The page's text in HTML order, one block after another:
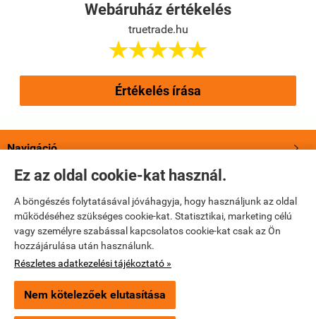
Ez az oldal cookie-kat használ.
A böngészés folytatásával jóváhagyja, hogy használjunk az oldal
működéséhez szükséges cookie-kat. Statisztikai, marketing célú
vagy személyre szabással kapcsolatos cookie-kat csak az Ön
hozzájárulása után használunk.
Részletes adatkezelési tájékoztató »
Nem kötelezőek elutasítása
Webáruház értékelés
truetrade.hu

Értékelés írása
Navigáció 
Saját fiók
Bemutatkozás
Elérhetőségek